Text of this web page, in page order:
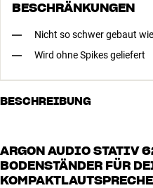
BESCHRÄNKUNGEN
Nicht so schwer gebaut
Wird ohne Spikes geliefert
BESCHREIBUNG
ARGON AUDIO STATIV
BODENSTÄNDER FÜR